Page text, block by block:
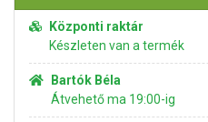
Központi raktár
Készleten van a termék
Bartók Béla
Átvehető ma 19:00-ig